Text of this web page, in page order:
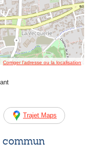
Corriger l’adresse ou la localisation
Trajet Maps